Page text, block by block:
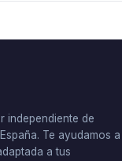
independiente de
Te ayudamos a
a tus